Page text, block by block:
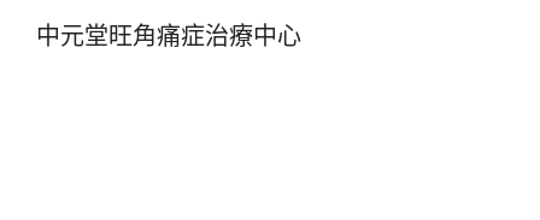
中元堂旺角痛症治療中心